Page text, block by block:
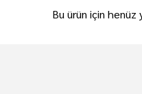
Bu ürün için henüz